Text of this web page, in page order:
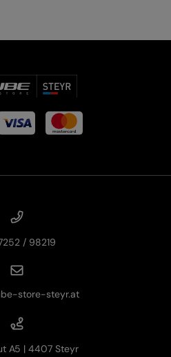
/ 98219
store-steyr.at
A5 | 4407 Steyr